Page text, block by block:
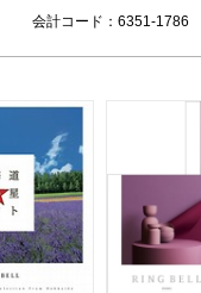
会計コード：6351-1786